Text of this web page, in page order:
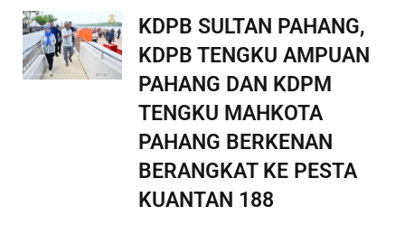
KDPB SULTAN PAHANG,
KDPB TENGKU AMPUAN
PAHANG DAN KDPM
TENGKU MAHKOTA
PAHANG BERKENAN
BERANGKAT KE PESTA
KUANTAN 188